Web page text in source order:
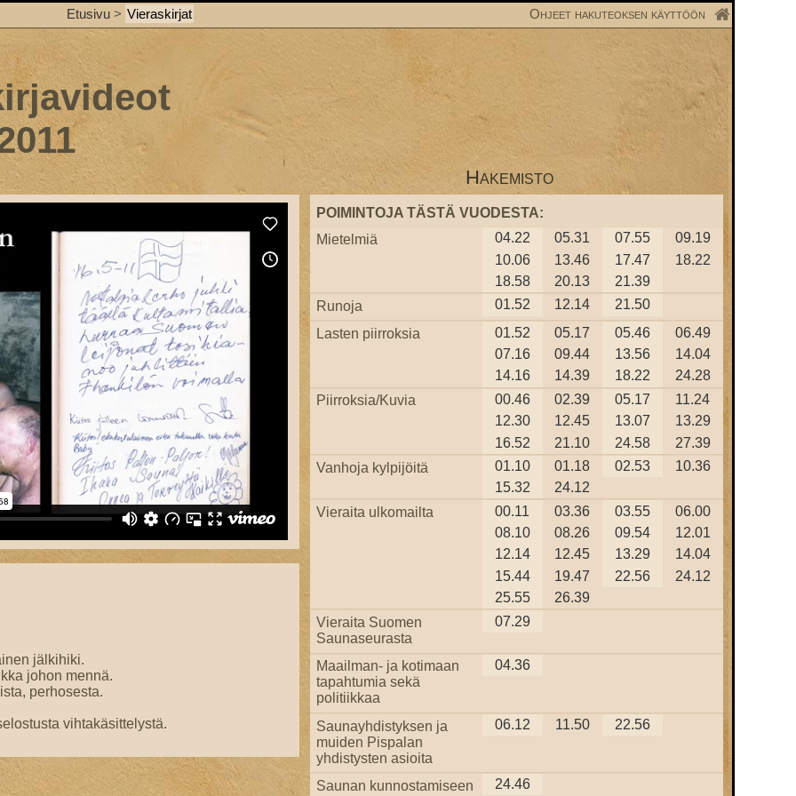
Etusivu > Vieraskirjat Ohjeet hakuteoksen käyttöön
Hakemisto
jälkihiki.
johon mennä.
perhosesta.
vihtakäsittelystä.
POIMINTOJA TÄSTÄ VUODESTA:
Mietelmiä
04.22 05.31 07.55
09.19
10.06
13.46 17.47
18.22
18.58
20.13
21.39
Runoja
01.52 12.14
21.50
Lasten piirroksia
01.52 05.17 05.46
06.49
07.16
09.44 13.56
14.04
14.16
14.39 18.22
24.28
Piirroksia/Kuvia
00.46 02.39 05.17
11.24
12.30
12.45 13.07
13.29
16.52
21.10 24.58
27.39
Vanhoja kylpijöitä
01.10 01.18 02.53
10.36
15.32
24.12
Vieraita ulkomailta
00.11 03.36 03.55
06.00
08.10
08.26 09.54
12.01
12.14
12.45 13.29
14.04
15.44
19.47 22.56
24.12
25.55
26.39
Vieraita Suomen
Saunaseurasta
07.29
Maailman- ja kotimaan
tapahtumia sekä
politiikkaa
04.36
Saunayhdistyksen ja
muiden Pispalan
yhdistysten asioita
06.12 11.50 22.56
Saunan kunnostamiseen
24.46